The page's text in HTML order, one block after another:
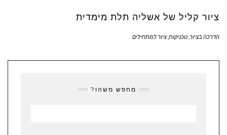
ציור קליל של אשליה תלת מימדית
הדרכה בציור טכניקות ציור למתחילים
מחפש משהו?